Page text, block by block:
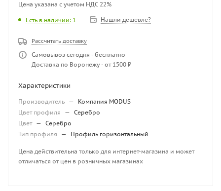
Цена указана с учетом НДС 22%
Есть в наличии: 1 Нашли дешевле?
Рассчитать доставку
Самовывоз сегодня - бесплатно
Доставка по Воронежу - от 1500 ₽
Характеристики
Производитель —
Компания MODUS
Цвет профиля
— Серебро
Цвет — Серебро
Тип профиля
— Профиль горизонтальный
Цена действительна только для интернет-магазина и может
отличаться от цен в розничных магазинах